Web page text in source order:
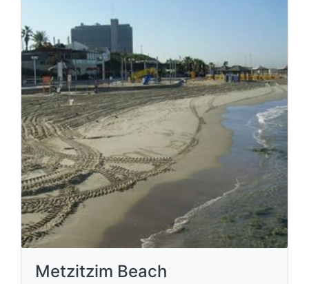
Metzitzim Beach